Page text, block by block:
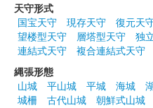
販売終了
沼田城跡 御城印
販売終了
天守形式
国宝天守
現存天守 復元天
望楼型天守
層塔型天守 独
連結式天守
複合連結式天守
縄張形態
山城
平山城 平城 海城
城柵
古代山城
朝鮮式山城